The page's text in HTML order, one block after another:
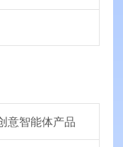
意智能体产品